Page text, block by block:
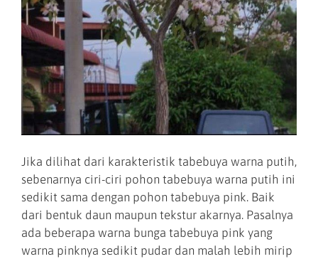
Jika dilihat dari karakteristik tabebuya warna putih,
sebenarnya ciri-ciri pohon tabebuya warna putih ini
sedikit sama dengan pohon tabebuya pink. Baik
dari bentuk daun maupun tekstur akarnya. Pasalnya
ada beberapa warna bunga tabebuya pink yang
warna pinknya sedikit pudar dan malah lebih mirip